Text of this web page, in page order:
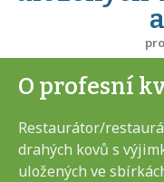
O profesní
Restaurátor/
drahých kovů s
uložených ve